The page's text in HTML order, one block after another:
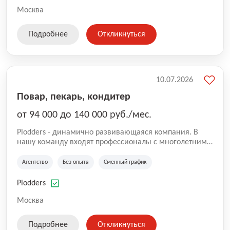
Москва
Подробнее Откликнуться
Повар, пекарь, кондитер
от 94 000 до 140 000 руб./мес.
Plodders - динамично развивающаяся компания. В
нашу команду входят профессионалы с многолетним
на рынке аутсорсинга, а накопленный опыт позволяют
оказываемых услуг.
Агентство Без опыта Сменный график
Plodders
Москва
10.07.2026
Подробнее Откликнуться